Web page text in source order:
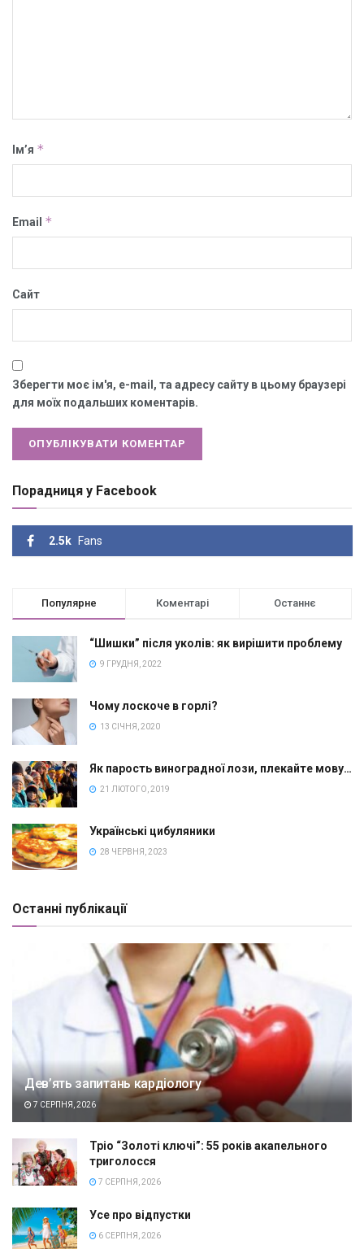
Ім’я *
Email *
Сайт
Зберегти моє ім'я, e-mail, та адресу сайту в цьому браузері
для моїх подальших коментарів.
Порадниця у Facebook
2.5k Fans
Популярне Коментарі Останнє
“Шишки” після уколів: як вирішити проблему
9 ГРУДНЯ, 2022
Чому лоскоче в горлі?
13 СІЧНЯ, 2020
Як парость виноградної лози, плекайте мову…
21 ЛЮТОГО, 2019
Українські цибуляники
28 ЧЕРВНЯ, 2023
Останні публікації
Дев’ять запитань кардіологу
7 СЕРПНЯ, 2026
Тріо “Золоті ключі”: 55 років акапельного
триголосся
7 СЕРПНЯ, 2026
Усе про відпустки
6 СЕРПНЯ, 2026